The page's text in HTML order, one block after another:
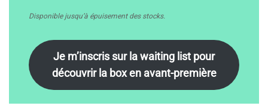
Disponible jusqu’à épuisement des stocks.
Je m’inscris sur la waiting list pour
découvrir la box en avant-première